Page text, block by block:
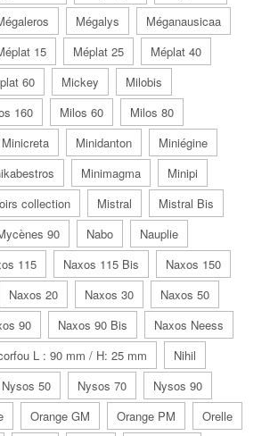
Mégalys
Méganausicaa
15 Méplat 25
Méplat 40
60 Mickey
Milobis
160 Milos 60
Milos 80
Minicreta Minidanton
Miniégine
Minimagma
Minipi
collection Mistral
Mistral Bis
90 Nabo
Nauplie
115 Naxos 115 Bis
Naxos 150
Naxos 20 Naxos 30
Naxos 50
90 Naxos 90 Bis
Naxos Neess
L : 90 mm / H: 25 mm
Nihil
Nysos 50 Nysos 70
Nysos 90
Orange GM Orange PM
Orelle